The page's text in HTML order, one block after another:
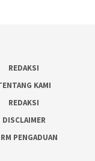
REDAKSI
KAMI
REDAKSI
DISCLAIMER
PENGADUAN